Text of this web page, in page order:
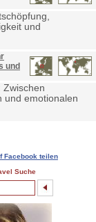
und
und
Zwischen
und emotionalen
Facebook teilen
Suche